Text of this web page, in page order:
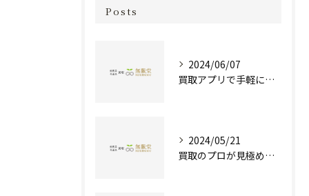
Posts
2024/06/07
買取アプリで手軽に現金化！あなたの不要品が宝物に変わる方法とは？
2024/05/21
買取のプロが見極める！骨董品の価値と査定とは？